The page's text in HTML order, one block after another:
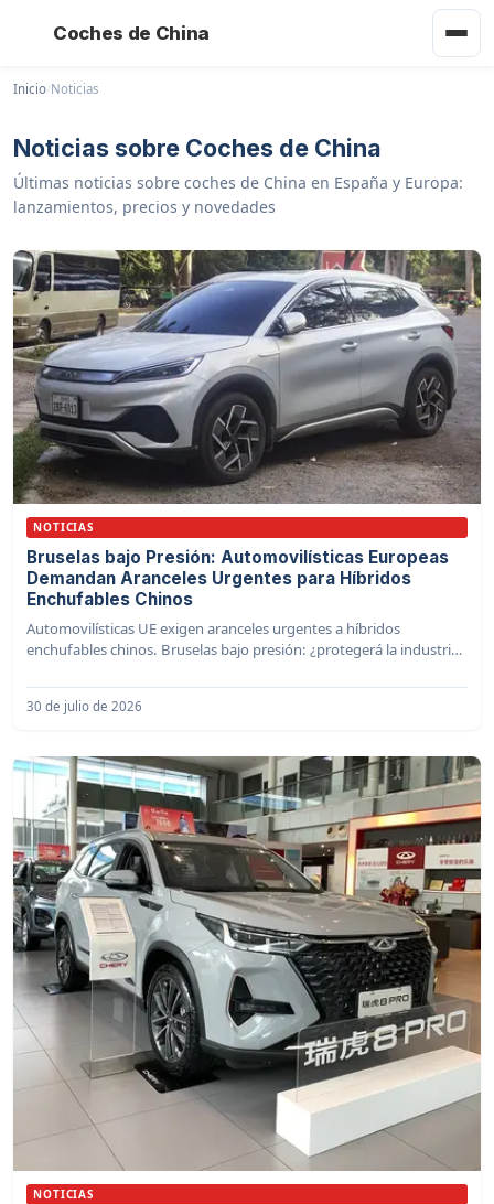
Coches de China
Inicio/Noticias
Noticias sobre Coches de China
Últimas noticias sobre coches de China en España y Europa:
lanzamientos, precios y novedades
NOTICIAS
Bruselas bajo Presión: Automovilísticas Europeas
Demandan Aranceles Urgentes para Híbridos
Enchufables Chinos
Automovilísticas UE exigen aranceles urgentes a híbridos
enchufables chinos. Bruselas bajo presión: ¿protegerá la industria
30 de julio de 2026
NOTICIAS